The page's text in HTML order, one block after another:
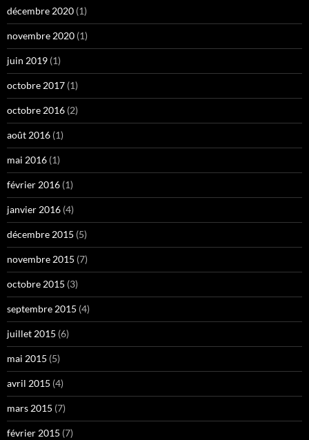
décembre 2020 (1)
novembre 2020 (1)
juin 2019 (1)
octobre 2017 (1)
octobre 2016 (2)
août 2016 (1)
mai 2016 (1)
février 2016 (1)
janvier 2016 (4)
décembre 2015 (5)
novembre 2015 (7)
octobre 2015 (3)
septembre 2015 (4)
juillet 2015 (6)
mai 2015 (5)
avril 2015 (4)
mars 2015 (7)
février 2015 (7)